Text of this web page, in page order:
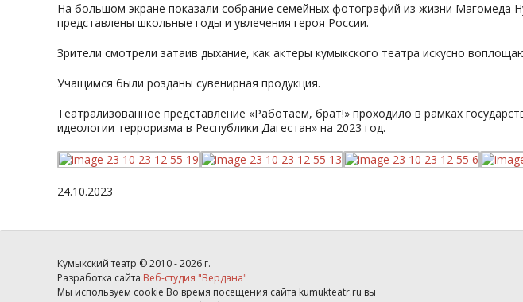
На большом экране показали собрание семейных фотографий из жизни Магомеда
представлены школьные годы и увлечения героя России.
Зрители смотрели затаив дыхание, как актеры кумыкского театра искусно
Учащимся были розданы сувенирная продукция.
Театрализованное представление «Работаем, брат!» проходило в рамках
идеологии терроризма в Республики Дагестан» на 2023 год.
24.10.2023
Кумыкский театр © 2010 - 2026 г.
Разработка сайта Веб-студия "Вердана"
Мы используем cookie Во время посещения сайта kumukteatr.ru вы